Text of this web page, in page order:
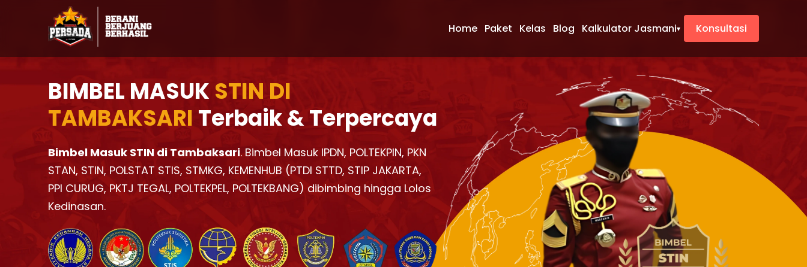
Home Paket Kelas Blog Kalkulator Jasmani▾ Konsultasi
BIMBEL MASUK STIN DI
TAMBAKSARI Terbaik & Terpercaya
Bimbel Masuk STIN di Tambaksari. Bimbel Masuk IPDN, POLTEKPIN, PKN
STAN, STIN, POLSTAT STIS, STMKG, KEMENHUB (PTDI STTD, STIP JAKARTA,
PPI CURUG, PKTJ TEGAL, POLTEKPEL, POLTEKBANG) dibimbing hingga Lolos
Kedinasan.